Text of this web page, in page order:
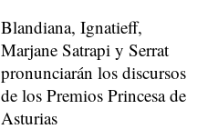
Blandiana, Ignatieff,
Marjane Satrapi y Serrat
pronunciarán los discursos
de los Premios Princesa de
Asturias